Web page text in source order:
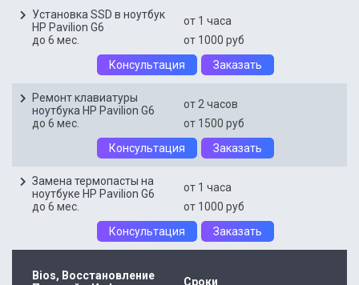
Установка SSD в ноутбук
HP Pavilion G6
от 1 часа
до 6 мес.
от 1000 руб
Консультация
Заказать
Ремонт клавиатуры
ноутбука HP Pavilion G6
от 2 часов
до 6 мес.
от 1500 руб
Консультация
Заказать
Замена термопасты на
ноутбуке HP Pavilion G6
от 1 часа
до 6 мес.
от 1000 руб
Консультация
Заказать
Bios, Восстановление
Сроки
Бесплатная консультация
мастера с 15-летним
опытом работы
Бесплатная консультация
мастера с 15-летним
опытом работы
Бесплатная консультация
мастера с 15-летним
опытом работы
Заключить договор на
обслуживание
Заключить договор на
обслуживание